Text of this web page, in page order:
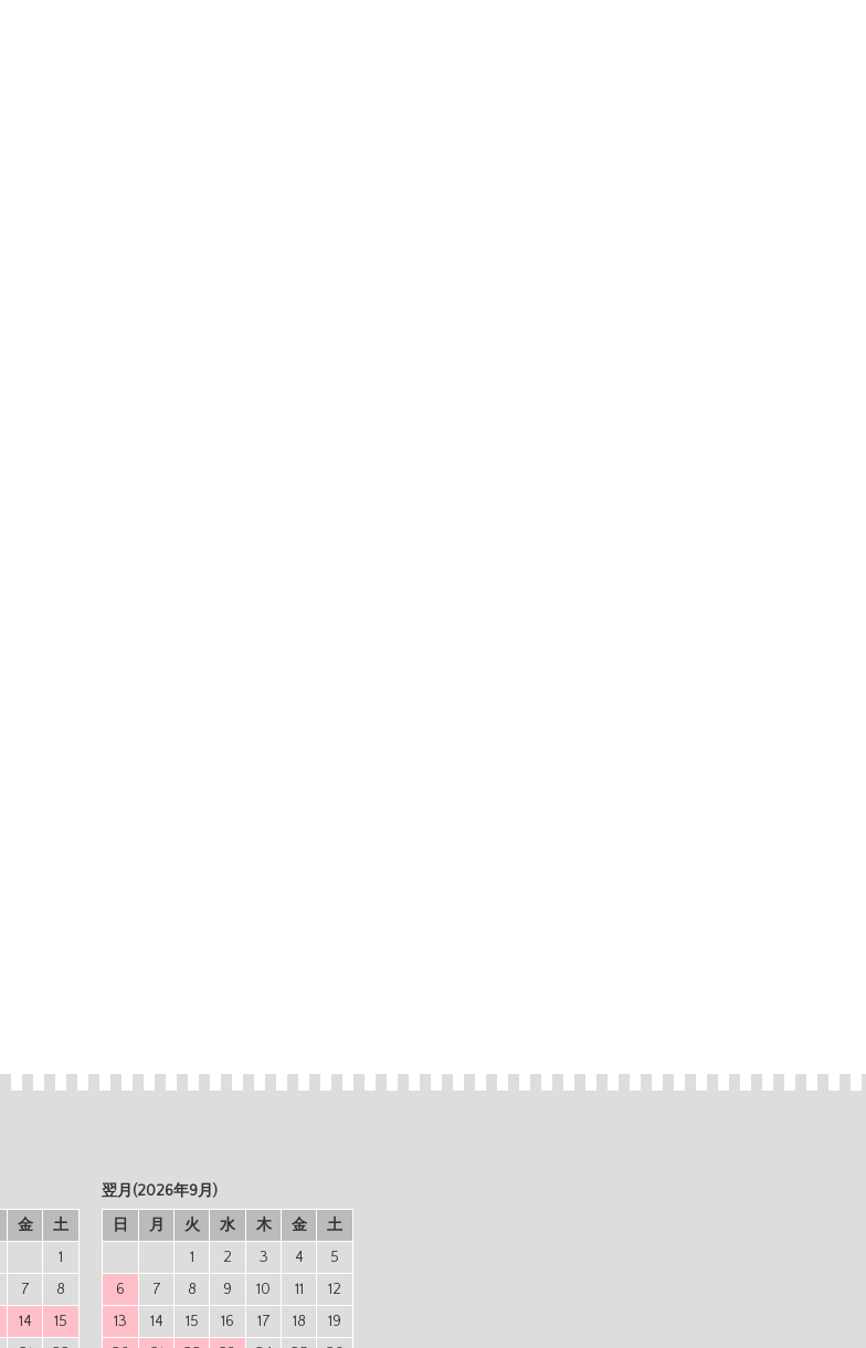
金
土
1
7
8
14
15
翌月(2026年9月)
日
月 火 水 木 金
土
1
2 3 4
5
6
7 8 9 10 11
12
13
14 15 16 17 18
19